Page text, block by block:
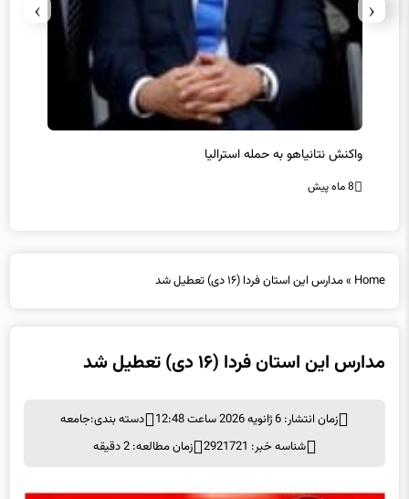
واکنش نتانیاهو به حمله استرالیا
8 ماه پیش
‹
›
Home
»مدارس این استان فردا (۱۶ دی) تعطیل شد
مدارس این استان فردا (۱۶ دی) تعطیل شد
زمان انتشار: 6 ژانویه 2026 ساعت 12:48 دسته بندی:جامعه
شناسه خبر: 2921721
زمان مطالعه: 2 دقیقه